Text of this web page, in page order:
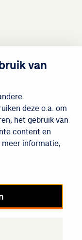
van
deze o.a. om
het gebruik van
content en
meer informatie,